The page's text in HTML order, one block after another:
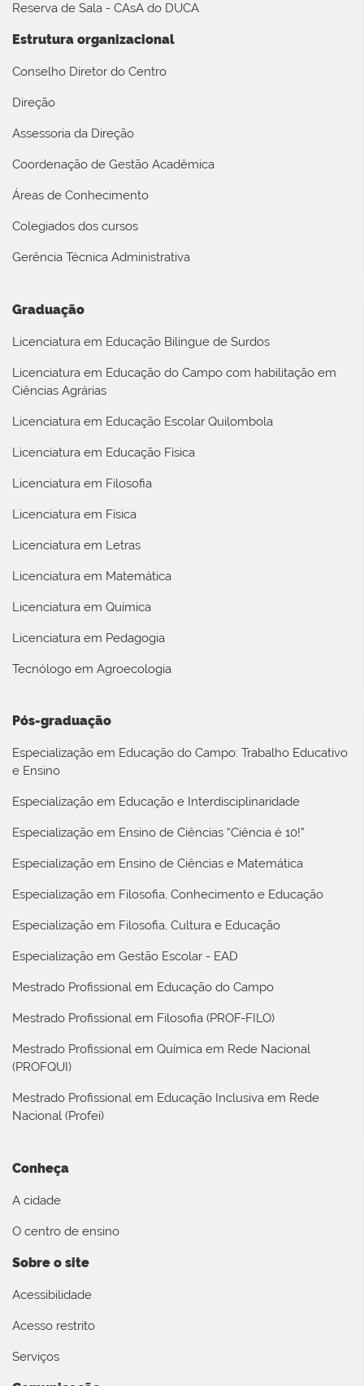
Reserva de Sala - CAsA do DUCA
Estrutura organizacional
Conselho Diretor do Centro
Direção
Assessoria da Direção
Coordenação de Gestão Acadêmica
Áreas de Conhecimento
Colegiados dos cursos
Gerência Técnica Administrativa
Graduação
Licenciatura em Educação Bilíngue de Surdos
Licenciatura em Educação do Campo com habilitação em
Ciências Agrárias
Licenciatura em Educação Escolar Quilombola
Licenciatura em Educação Física
Licenciatura em Filosofia
Licenciatura em Física
Licenciatura em Letras
Licenciatura em Matemática
Licenciatura em Química
Licenciatura em Pedagogia
Tecnólogo em Agroecologia
Pós-graduação
Especialização em Educação do Campo: Trabalho Educativo
e Ensino
Especialização em Educação e Interdisciplinaridade
Especialização em Ensino de Ciências “Ciência é 10!”
Especialização em Ensino de Ciências e Matemática
Especialização em Filosofia, Conhecimento e Educação
Especialização em Filosofia, Cultura e Educação
Especialização em Gestão Escolar - EAD
Mestrado Profissional em Educação do Campo
Mestrado Profissional em Filosofia (PROF-FILO)
Mestrado Profissional em Química em Rede Nacional
(PROFQUI)
Mestrado Profissional em Educação Inclusiva em Rede
Nacional (Profei)
Conheça
A cidade
O centro de ensino
Sobre o site
Acessibilidade
Acesso restrito
Serviços